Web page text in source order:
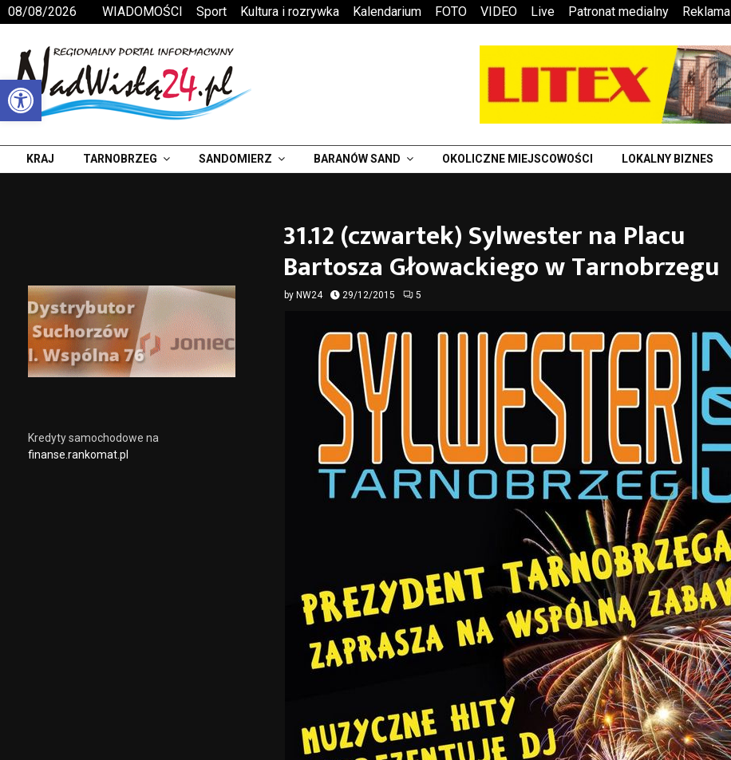
Otwórz pasek narzędzi
08/08/2026 WIADOMOŚCI Sport Kultura i rozrywka Kalendarium FOTO VIDEO Live Patronat medialny Reklama
KRAJ TARNOBRZEG SANDOMIERZ BARANÓW SAND OKOLICZNE MIEJSCOWOŚCI LOKALNY BIZNES
31.12 (czwartek) Sylwester na Placu
Bartosza Głowackiego w Tarnobrzegu
by NW24 29/12/2015 5
Kredyty samochodowe na
finanse.rankomat.pl